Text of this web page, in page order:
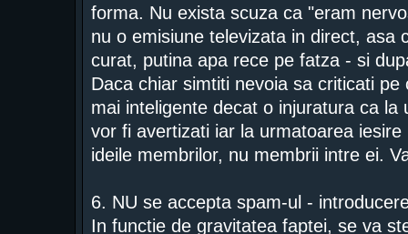
forma. Nu exista scuza ca "eram
nu o emisiune televizata in direct, asa
curat, putina apa rece pe fatza - si
Daca chiar simtiti nevoia sa criticati
mai inteligente decat o injuratura ca
vor fi avertizati iar la urmatoarea
ideile membrilor, nu membrii intre ei.
6. NU se accepta spam-ul -
In functie de gravitatea faptei, se va